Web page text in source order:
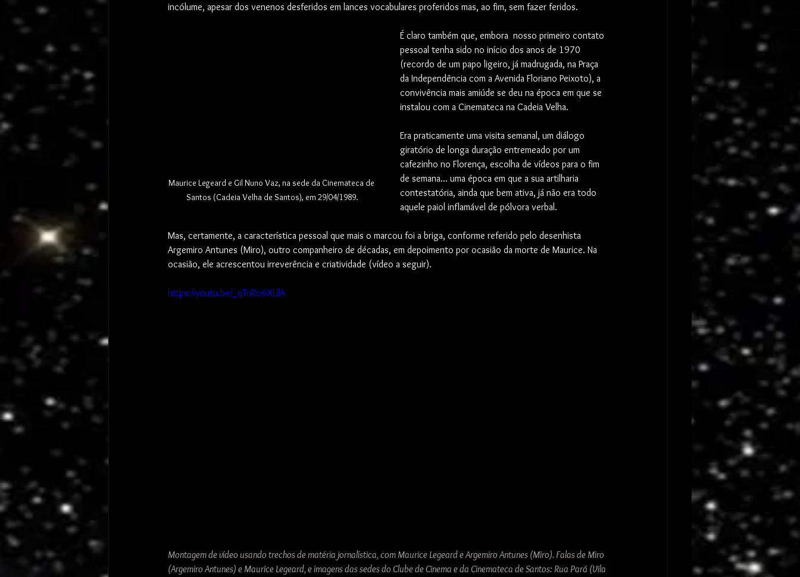
incólume, apesar dos venenos desferidos em lances vocabulares proferidos mas, ao fim, sem fazer feridos.
Maurice Legeard e Gil Nuno Vaz, na sede da Cinemateca de
Santos (Cadeia Velha de Santos), em 29/04/1989.
É claro também que, embora  nosso primeiro contato
pessoal tenha sido no início dos anos de 1970
(recordo de um papo ligeiro, já madrugada, na Praça
da Independência com a Avenida Floriano Peixoto), a
convivência mais amiúde se deu na época em que se
instalou com a Cinemateca na Cadeia Velha.
Era praticamente uma visita semanal, um diálogo
giratório de longa duração entremeado por um
cafezinho no Florença, escolha de vídeos para o fim
de semana... uma época em que a sua artilharia
contestatória, ainda que bem ativa, já não era todo
aquele paiol inflamável de pólvora verbal.
Mas, certamente, a característica pessoal que mais o marcou foi a briga, conforme referido pelo desenhista
Argemiro Antunes (Miro), outro companheiro de décadas, em depoimento por ocasião da morte de Maurice. Na
ocasião, ele acrescentou irreverência e criatividade (vídeo a seguir).
https://youtu.be/_qTnRo6XUlA
Montagem de vídeo usando trechos de matéria jornalística, com Maurice Legeard e Argemiro Antunes (Miro). Falas de Miro
(Argemiro Antunes) e Maurice Legeard, e imagens das sedes do Clube de Cinema e da Cinemateca de Santos: Rua Pará (Vila